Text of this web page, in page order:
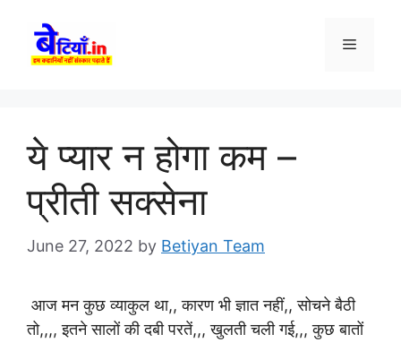
content
Menu
ये प्यार न होगा कम –
प्रीती सक्सेना
June 27, 2022 by Betiyan Team
आज मन कुछ व्याकुल था,, कारण भी ज्ञात नहीं,, सोचने बैठी
तो,,,, इतने सालों की दबी परतें,,, खुलती चली गई,,, कुछ बातों